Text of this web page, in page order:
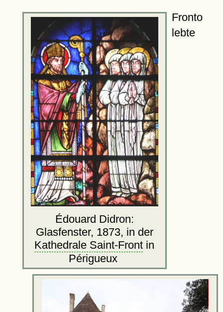
Édouard Didron:
Glasfenster, 1873, in der
Kathedrale Saint-Front in
Périgueux
Fronto
lebte